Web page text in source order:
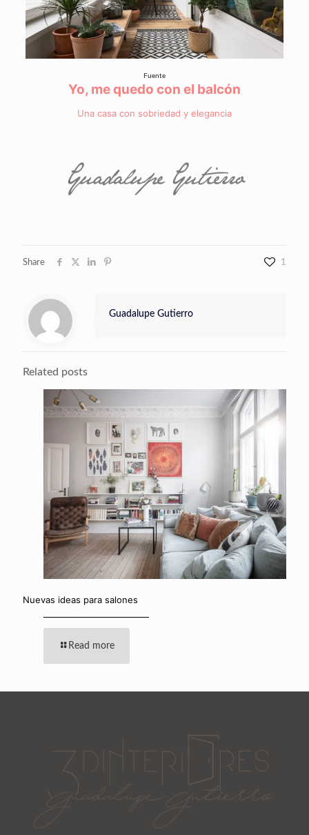
Fuente
Yo, me quedo con el balcón
Una casa con sobriedad y elegancia
Share 1
Guadalupe Gutierro
Related posts
Nuevas ideas para salones
Read more